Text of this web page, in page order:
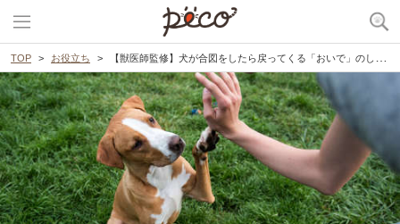
TOP お役立ち 【獣医師監修】犬が合図をしたら戻ってくる「おいで」のしつけ方について